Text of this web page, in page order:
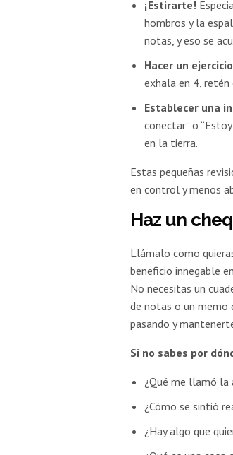
¡Estirarte!
hombros y la
notas, y eso se
Hacer un
exhala en 4,
Establecer una
conectar” o
en la tierra.
Estas pequeñas
en control y menos
Haz un
Llámalo como
beneficio innegable
No necesitas un
de notas o un memo
pasando y
Si no sabes por
¿Qué me llamó la
¿Cómo se sintió
¿Hay algo que